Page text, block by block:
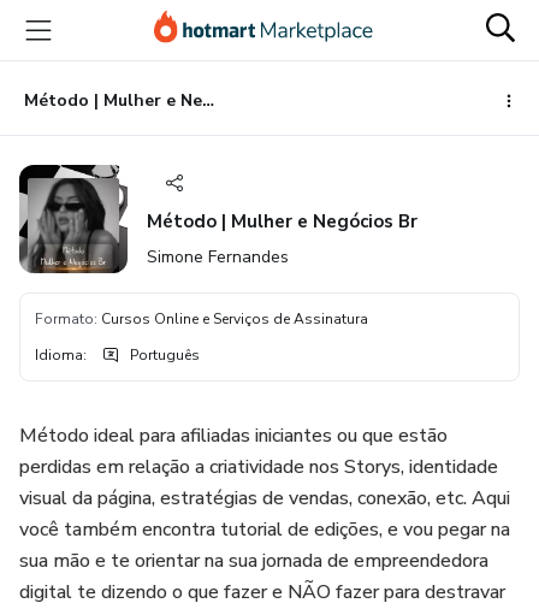
para
conteúdo
principal
para
pagamento
para
rodapé
Método | Mulher e Negócios Br
Método | Mulher e Negócios Br
Simone Fernandes
Formato: Cursos Online e Serviços de Assinatura
Idioma: Português
Método ideal para afiliadas iniciantes ou que estão
perdidas em relação a criatividade nos Storys, identidade
visual da página, estratégias de vendas, conexão, etc. Aqui
você também encontra tutorial de edições, e vou pegar na
sua mão e te orientar na sua jornada de empreendedora
digital te dizendo o que fazer e NÃO fazer para destravar